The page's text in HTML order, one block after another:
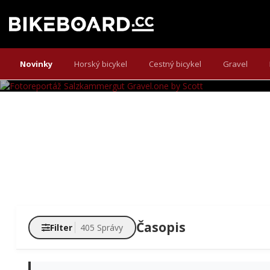
Novinky Horský bicykel Cestný bicykel Gravel
Keď sú telá vytrénované do drôtu, riadidlá zahnuté
sme sa
Časopis
Filter 405 Správy